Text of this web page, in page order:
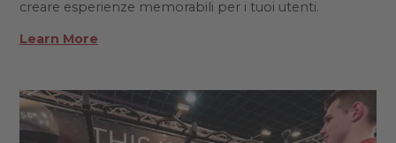
creare esperienze memorabili per i tuoi utenti.
Learn More